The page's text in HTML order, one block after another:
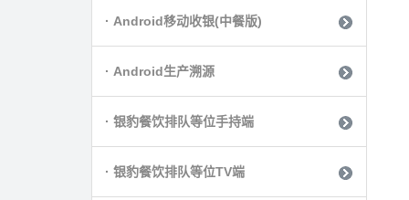
· Android移动收银(中餐版)
· Android生产溯源
· 银豹餐饮排队等位手持端
· 银豹餐饮排队等位TV端